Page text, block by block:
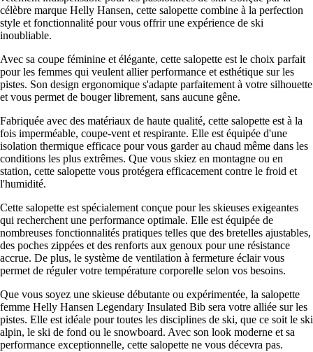
célèbre marque Helly Hansen, cette salopette combine à la perfection
style et fonctionnalité pour vous offrir une expérience de ski
inoubliable.
Avec sa coupe féminine et élégante, cette salopette est le choix parfait
pour les femmes qui veulent allier performance et esthétique sur les
pistes. Son design ergonomique s'adapte parfaitement à votre silhouette
et vous permet de bouger librement, sans aucune gêne.
Fabriquée avec des matériaux de haute qualité, cette salopette est à la
fois imperméable, coupe-vent et respirante. Elle est équipée d'une
isolation thermique efficace pour vous garder au chaud même dans les
conditions les plus extrêmes. Que vous skiez en montagne ou en
station, cette salopette vous protégera efficacement contre le froid et
l'humidité.
Cette salopette est spécialement conçue pour les skieuses exigeantes
qui recherchent une performance optimale. Elle est équipée de
nombreuses fonctionnalités pratiques telles que des bretelles ajustables,
des poches zippées et des renforts aux genoux pour une résistance
accrue. De plus, le système de ventilation à fermeture éclair vous
permet de réguler votre température corporelle selon vos besoins.
Que vous soyez une skieuse débutante ou expérimentée, la salopette
femme Helly Hansen Legendary Insulated Bib sera votre alliée sur les
pistes. Elle est idéale pour toutes les disciplines de ski, que ce soit le ski
alpin, le ski de fond ou le snowboard. Avec son look moderne et sa
performance exceptionnelle, cette salopette ne vous décevra pas.